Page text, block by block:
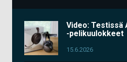
Video: Testissä
-pelikuulokkeet
15.6.2026